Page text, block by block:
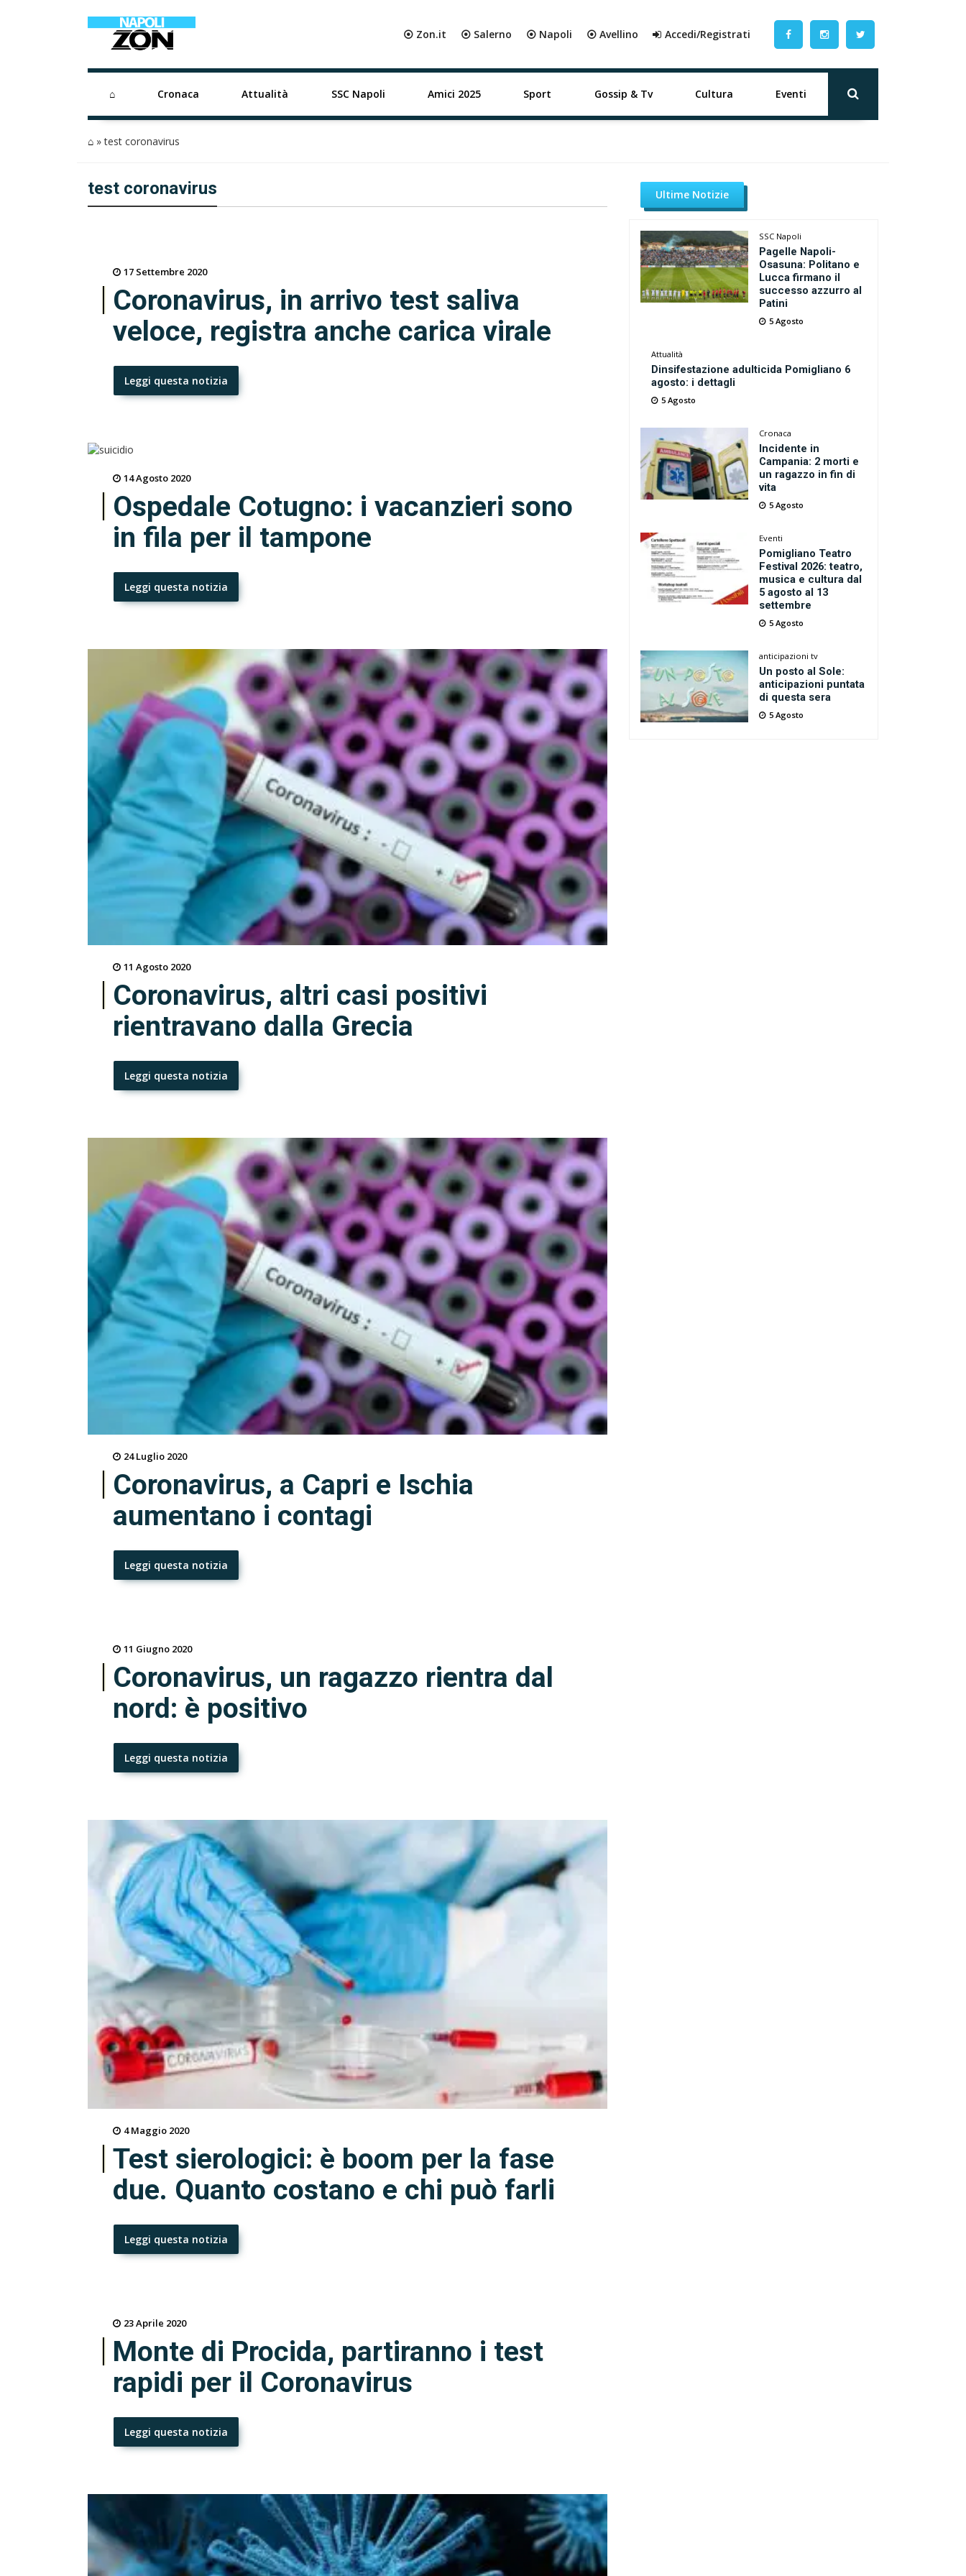
⦿ Zon.it ⦿ Salerno ⦿ Napoli ⦿ Avellino Accedi/Registrati
⌂ Cronaca Attualità SSC Napoli Amici 2025 Sport Gossip & Tv Cultura Eventi
⌂ »test coronavirus
test coronavirus
17 Settembre 2020
Coronavirus, in arrivo test saliva
veloce, registra anche carica virale
Leggi questa notizia
14 Agosto 2020
Ospedale Cotugno: i vacanzieri sono
in fila per il tampone
Leggi questa notizia
11 Agosto 2020
Coronavirus, altri casi positivi
rientravano dalla Grecia
Leggi questa notizia
24 Luglio 2020
Coronavirus, a Capri e Ischia
aumentano i contagi
Leggi questa notizia
11 Giugno 2020
Coronavirus, un ragazzo rientra dal
nord: è positivo
Leggi questa notizia
4 Maggio 2020
Test sierologici: è boom per la fase
due. Quanto costano e chi può farli
Leggi questa notizia
23 Aprile 2020
Monte di Procida, partiranno i test
rapidi per il Coronavirus
Leggi questa notizia
Ultime Notizie
SSC Napoli
Pagelle Napoli-
Osasuna: Politano e
Lucca firmano il
successo azzurro al
Patini
5 Agosto
Attualità
Dinsifestazione adulticida Pomigliano 6
agosto: i dettagli
5 Agosto
Cronaca
Incidente in
Campania: 2 morti e
un ragazzo in fin di
vita
5 Agosto
Eventi
Pomigliano Teatro
Festival 2026: teatro,
musica e cultura dal
5 agosto al 13
settembre
5 Agosto
anticipazioni tv
Un posto al Sole:
anticipazioni puntata
di questa sera
5 Agosto